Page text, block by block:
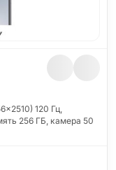
120 Гц,
256 ГБ, камера 50